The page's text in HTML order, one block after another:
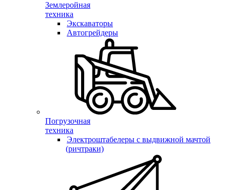
Землеройная
техника
Экскаваторы
Автогрейдеры
Погрузочная
техника
Электроштабелеры с выдвижной мачтой
(ричтраки)